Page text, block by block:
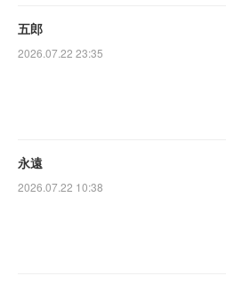
五郎
2026.07.22 23:35
永遠
2026.07.22 10:38